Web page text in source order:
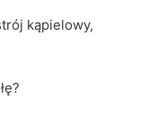
kąpielowy,